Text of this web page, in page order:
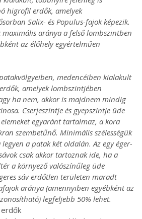
higrofil erdők, amelyek
Salix- és Populus-fajok képezik.
aránya a felső lombszintben
az élőhely egyértelműen
medencéiben kialakult
amelyek lombszintjében
ha nem, akkor is majdnem mindig
Cserjeszintje és gyepszintje üde
egyaránt tartalmaz, a kora
szembetűnő. Minimális szélességük
a patak két oldalán. Az egy éger-
csak akkor tartoznak ide, ha a
a környező valószínűleg üde
sáv erdőtlen területen maradt
aránya (amennyiben egyébként az
legfeljebb 50% lehet.